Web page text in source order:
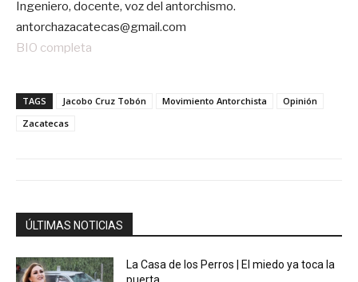
Ingeniero, docente, voz del antorchismo.
antorchazacatecas@gmail.com
BIO completa
TAGS Jacobo Cruz Tobón Movimiento Antorchista
Opinión
Zacatecas
ÚLTIMAS NOTICIAS
La Casa de los Perros | El miedo ya toca la
puerta